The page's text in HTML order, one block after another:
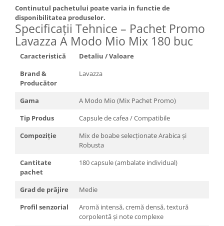
Continutul pachetului poate varia in functie de
disponibilitatea produselor.
Specificații Tehnice – Pachet Promo
Lavazza A Modo Mio Mix 180 buc
Caracteristică
Detaliu / Valoare
Brand &
Producător
Lavazza
Gama
A Modo Mio (Mix Pachet Promo)
Tip Produs
Capsule de cafea / Compatibile
Compoziție
Mix de boabe selecționate Arabica și
Robusta
Cantitate
pachet
180 capsule (ambalate individual)
Grad de prăjire
Medie
Profil senzorial
Aromă intensă, cremă densă, textură
corpolentă și note complexe